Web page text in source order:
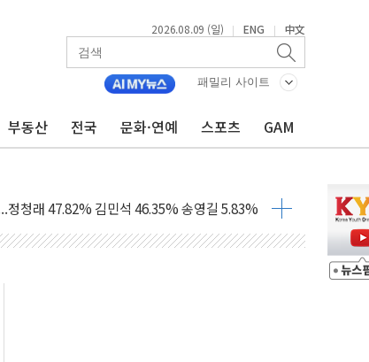
2026.08.09 (일) | ENG | 中文
패밀리 사이트
부동산 전국 문화·연예 스포츠 GAM
…작업자 1명 숨져
융합실증센터' 들어선다
차 선두 유지...金 46.01% vs 鄭 44.53%
선...합산득표율 68.63%
구속…범행 후 반려견도 죽여